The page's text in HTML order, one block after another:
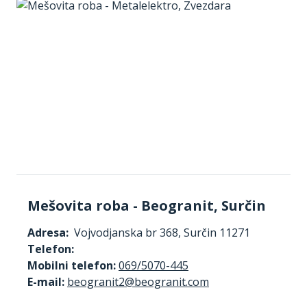
Mešovita roba - Beogranit, Surčin
Adresa: Vojvodjanska br 368, Surčin 11271
Telefon:
Mobilni telefon:069/5070-445
E-mail: